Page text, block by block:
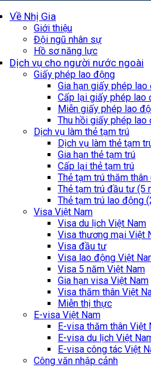
Về Nhị Gia
Giới thiệu
Đội ngũ nhân sự
Hồ sơ năng lực
Dịch vụ cho người nước ngoài
Giấy phép lao động
Gia hạn giấy phép lao
Cấp lại giấy phép lao
Miễn giấy phép lao
Thu hồi giấy phép lao
Dịch vụ làm thẻ tạm trú
Dịch vụ làm thẻ tạm
Gia hạn thẻ tạm trú
Cấp lại thẻ tạm trú
Thẻ tạm trú thăm thân
Thẻ tạm trú đầu tư (5
Thẻ tạm trú lao động
Visa Việt Nam
Visa du lịch Việt Nam
Visa thương mại Việt
Visa đầu tư
Visa lao động Việt
Visa 5 năm Việt Nam
Gia hạn visa Việt Nam
Visa thăm thân Việt
Miễn thị thực
E-visa Việt Nam
E-visa thăm thân Việt
E-visa du lịch Việt
E-visa công tác Việt
Công văn nhập cảnh